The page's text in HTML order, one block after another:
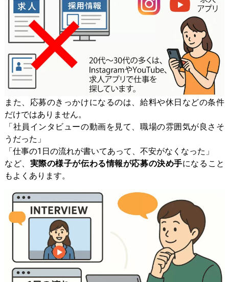
また、応募のきっかけになるのは、給料や休日などの条件
だけではありません。
「社員インタビューの動画を見て、職場の雰囲気が良さそ
うだった」
「仕事の1日の流れが書いてあって、不安がなくなった」
など、 実際の様子が伝わる情報が応募の決め手になること
もよくあります。